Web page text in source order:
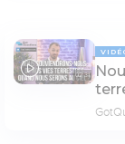
02:31